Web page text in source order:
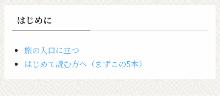
はじめに
旅の入口に立つ
はじめて読む方へ（まずこの5本）